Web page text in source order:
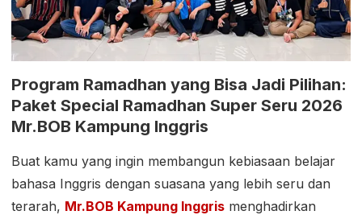
Program Ramadhan yang Bisa Jadi Pilihan:
Paket Special Ramadhan Super Seru 2026
Mr.BOB Kampung Inggris
Buat kamu yang ingin membangun kebiasaan belajar
bahasa Inggris dengan suasana yang lebih seru dan
terarah, Mr.BOB Kampung Inggris menghadirkan